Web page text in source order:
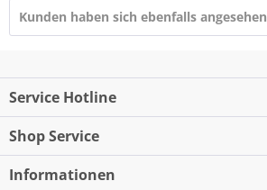
Kunden haben sich ebenfalls angesehen
Service Hotline
Shop Service
Informationen